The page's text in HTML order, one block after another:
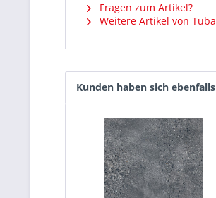
Fragen zum Artikel?
Weitere Artikel von
Kunden haben sich